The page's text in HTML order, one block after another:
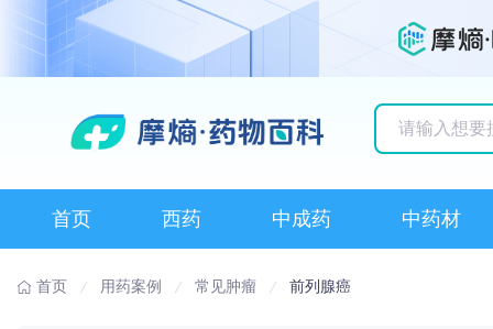
首页 西药 中成药 中药材
首页 用药案例 常见肿瘤 前列腺癌